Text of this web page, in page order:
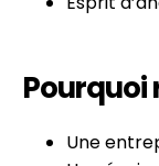
Pourquoi
Une